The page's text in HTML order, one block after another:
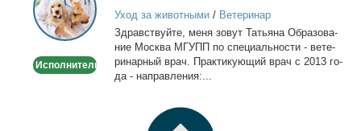
врач
-
Выезд
дом
Исполнитель
Уход за животными/ Ветеринар
Здрав­ствуй­те, ме­ня зо­вут Та­тья­на Об­ра­зо­ва­
ние Москва МГУПП по спе­ци­аль­но­сти - ве­те­
ри­нар­ный врач. Прак­ти­ку­ю­щий врач с 2013 го­
да - на­прав­ле­ния:...